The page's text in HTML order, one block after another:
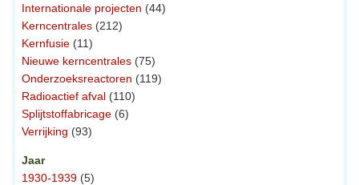
Internationale projecten (44)
Kerncentrales (212)
Kernfusie (11)
Nieuwe kerncentrales (75)
Onderzoeksreactoren (119)
Radioactief afval (110)
Splijtstoffabricage (6)
Verrijking (93)
Jaar
1930-1939 (5)